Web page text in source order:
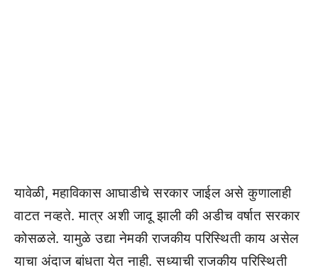
यावेळी, महाविकास आघाडीचे सरकार जाईल असे कुणालाही
वाटत नव्हते. मात्र अशी जादू झाली की अडीच वर्षात सरकार
कोसळले. यामुळे उद्या नेमकी राजकीय परिस्थिती काय असेल
याचा अंदाज बांधता येत नाही. सध्याची राजकीय परिस्थिती